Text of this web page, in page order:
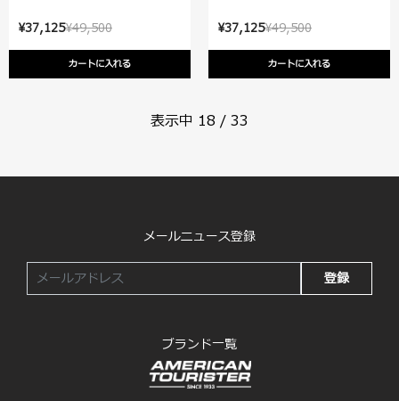
¥49,500
¥37,125
カートに入れる
¥49,500
¥37,125
カートに入れる
表示中 18 / 33
メールニュース登録
登録
ブランド一覧